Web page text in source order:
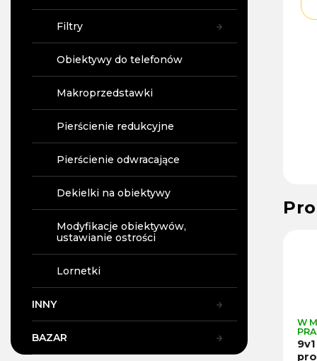
Filtry
Obiektywy do telefonów
Makroprzedstawki
Pierścienie redukcyjne
Pierścienie odwracające
Dekielki na obiektywy
Modyfikacje obiektywów,
ustawianie ostrości
Lornetki
INNY
BAZAR
Ściereczka z
mikrofibry K&F
W MAGAZYNIE W
Kod : 97607
Worek, etui na
filtry 96x96mm,
W MAGAZYNIE W
W